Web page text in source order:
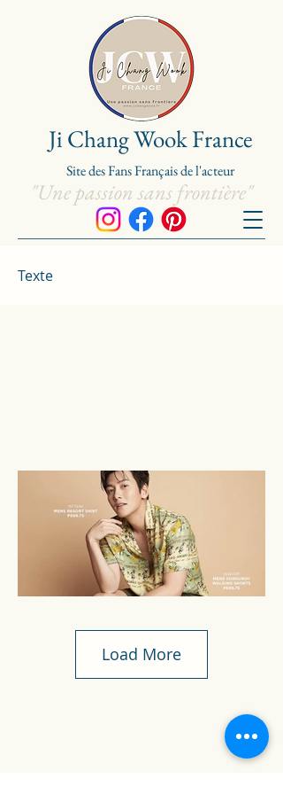
"Une passion sans frontière"
Ji Chang Wook France
Site desFans Français de l'acteur
Texte
Load More